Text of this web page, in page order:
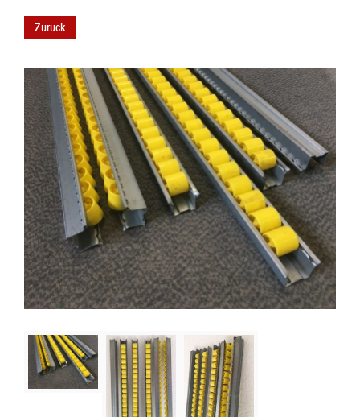
Zurück